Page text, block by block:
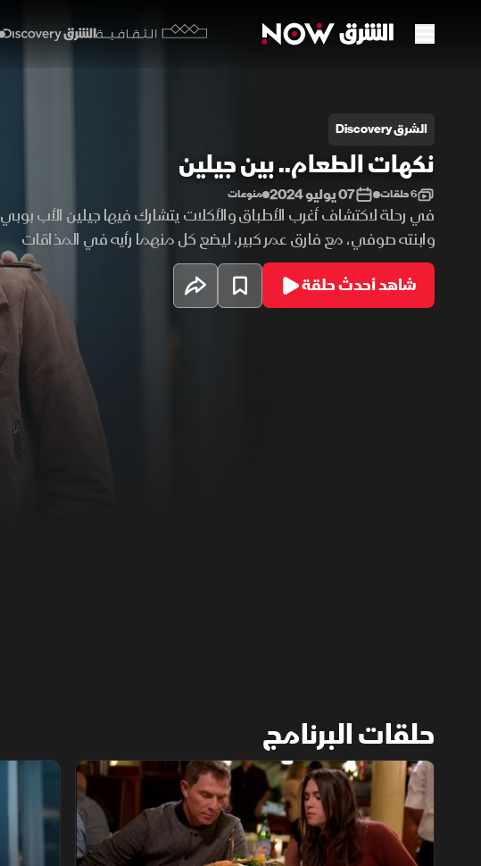
الشرق Discovery
الشرق Discovery
نكهات الطعام.. بين جيلين
6 حلقات 07 يوليو 2024 منوعات
في رحلة لاكتشاف أغرب الأطباق والأكلات يتشارك فيها جيلين الأب بوبي
وابنته صوفي، مع فارق عمر كبير، ليضع كل منهما رأيه في المذاقات
المختلفة، بعد أن جمعهما الشغف في اكتشاف الأطعمة الشهية، في
نيويورك التي تضج بالأماكن الكثيرة والمميزة لإعداد الأطباق والأطعمة
المختلفة.
شاهد أحدث حلقة
حلقات البرنامج